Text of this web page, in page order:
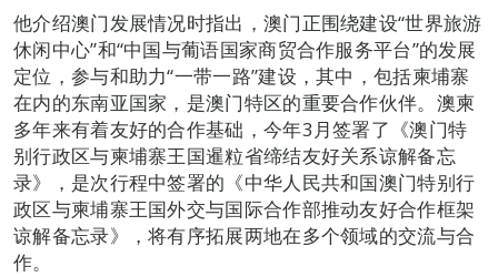
他介绍澳门发展情况时指出，澳门正围绕建设“世界旅游
休闲中心”和“中国与葡语国家商贸合作服务平台”的发展
定位，参与和助力“一带一路”建设，其中，包括柬埔寨
在内的东南亚国家，是澳门特区的重要合作伙伴。澳柬
多年来有着友好的合作基础，今年3月签署了《澳门特
别行政区与柬埔寨王国暹粒省缔结友好关系谅解备忘
录》，是次行程中签署的《中华人民共和国澳门特别行
政区与柬埔寨王国外交与国际合作部推动友好合作框架
谅解备忘录》，将有序拓展两地在多个领域的交流与合
作。